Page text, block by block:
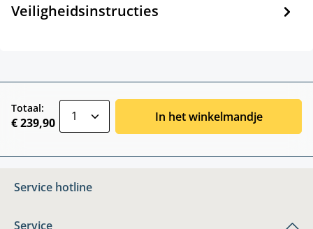
Veiligheidsinstructies
Totaal:
€ 239,90 In het winkelmandje
Service hotline
Service